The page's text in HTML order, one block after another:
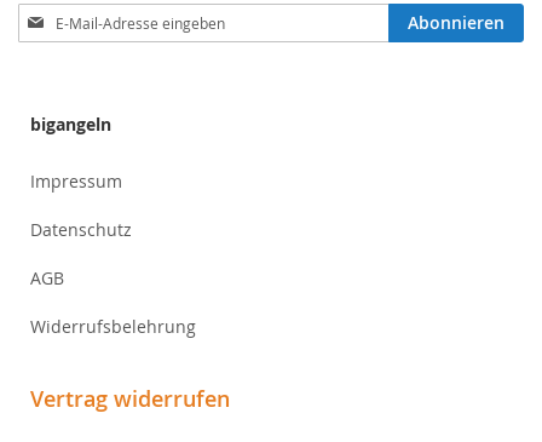
Anmeldung
zum
Abonnieren
bigangeln
Impressum
Datenschutz
AGB
Widerrufsbelehrung
Vertrag widerrufen